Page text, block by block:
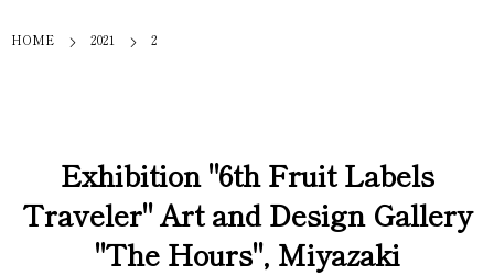
HOME 2021 2
Exhibition "6th Fruit Labels
Traveler" Art and Design Gallery
"The Hours", Miyazaki